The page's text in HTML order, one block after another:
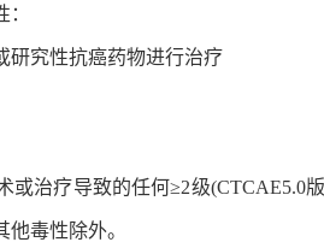
研究性抗癌药物进行治疗
或治疗导致的任何≥2级(CTCAE5.0
毒性除外。